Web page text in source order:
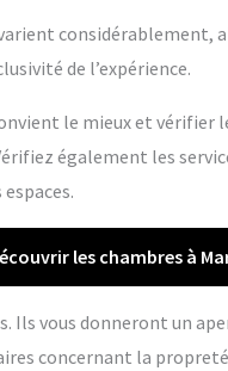
considérablement,
de l’expérience.
le mieux et
également les
les chambres à
Ils vous donneront un
concernant la